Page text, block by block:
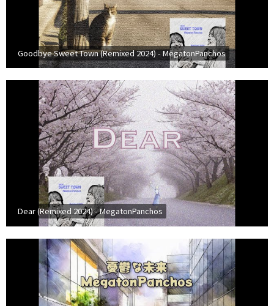
Goodbye Sweet Town (Remixed 2024) - MegatonPanchos
Dear (Remixed 2024) - MegatonPanchos